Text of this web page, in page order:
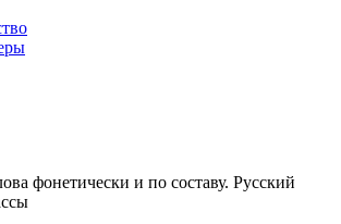
фонетически и по составу. Русский